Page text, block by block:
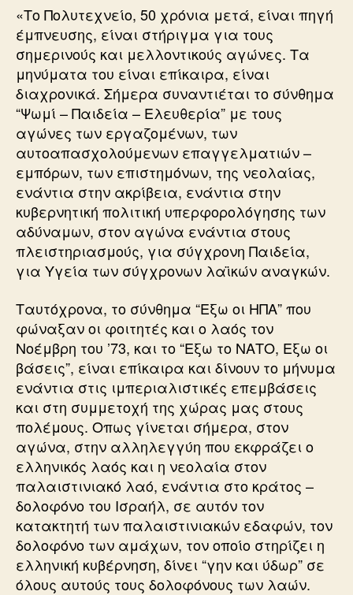
«Το Πολυτεχνείο, 50 χρόνια μετά, είναι πηγή
έμπνευσης, είναι στήριγμα για τους
σημερινούς και μελλοντικούς αγώνες. Τα
μηνύματα του είναι επίκαιρα, είναι
διαχρονικά. Σήμερα συναντιέται το σύνθημα
“Ψωμί – Παιδεία – Ελευθερία” με τους
αγώνες των εργαζομένων, των
αυτοαπασχολούμενων επαγγελματιών –
εμπόρων, των επιστημόνων, της νεολαίας,
ενάντια στην ακρίβεια, ενάντια στην
κυβερνητική πολιτική υπερφορολόγησης των
αδύναμων, στον αγώνα ενάντια στους
πλειστηριασμούς, για σύγχρονη Παιδεία,
για Υγεία των σύγχρονων λαϊκών αναγκών.
Ταυτόχρονα, το σύνθημα “Εξω οι ΗΠΑ” που
φώναξαν οι φοιτητές και ο λαός τον
Νοέμβρη του ’73, και το “Εξω το ΝΑΤΟ, Εξω οι
βάσεις”, είναι επίκαιρα και δίνουν το μήνυμα
ενάντια στις ιμπεριαλιστικές επεμβάσεις
και στη συμμετοχή της χώρας μας στους
πολέμους. Οπως γίνεται σήμερα, στον
αγώνα, στην αλληλεγγύη που εκφράζει ο
ελληνικός λαός και η νεολαία στον
παλαιστινιακό λαό, ενάντια στο κράτος –
δολοφόνο του Ισραήλ, σε αυτόν τον
κατακτητή των παλαιστινιακών εδαφών, τον
δολοφόνο των αμάχων, τον οποίο στηρίζει η
ελληνική κυβέρνηση, δίνει “γην και ύδωρ” σε
όλους αυτούς τους δολοφόνους των λαών.